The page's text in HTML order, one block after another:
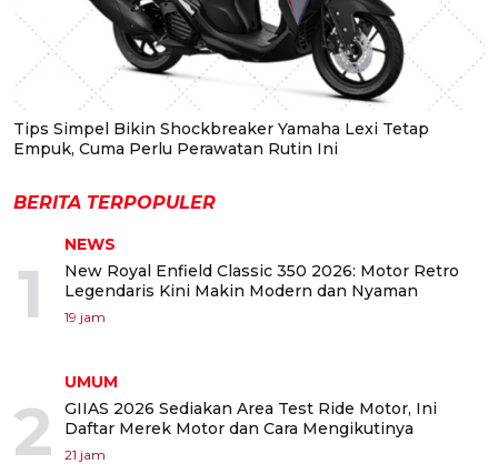
Tips Simpel Bikin Shockbreaker Yamaha Lexi Tetap
Empuk, Cuma Perlu Perawatan Rutin Ini
BERITA TERPOPULER
1
NEWS
New Royal Enfield Classic 350 2026: Motor Retro
Legendaris Kini Makin Modern dan Nyaman
19 jam
2
UMUM
GIIAS 2026 Sediakan Area Test Ride Motor, Ini
Daftar Merek Motor dan Cara Mengikutinya
21 jam